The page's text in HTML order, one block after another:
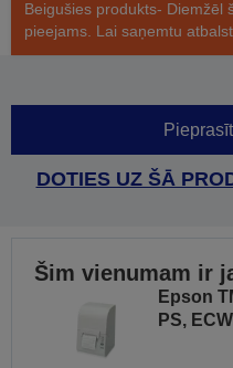
Beigušies produkts- Diemžēl
pieejams. Lai saņemtu
DOTIES UZ ŠĀ
Šim vienumam ir
Epson
PS, ECW